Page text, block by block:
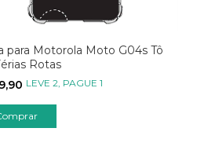
para Motorola Moto G04s Tô
Rotas
LEVE 2, PAGUE 1